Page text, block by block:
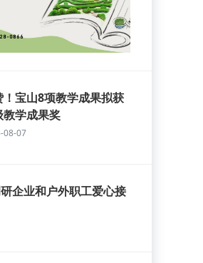
！宝山8项教学成果拟获
教学成果奖
08-07
企业和户外职工爱心接